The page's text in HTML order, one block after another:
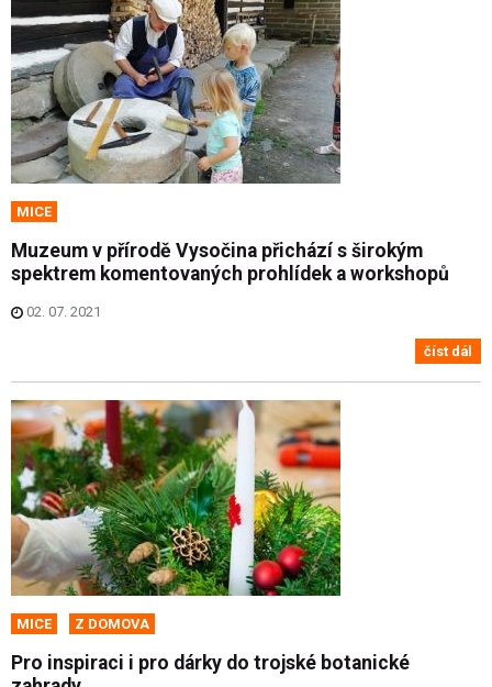
MICE
Muzeum v přírodě Vysočina přichází s širokým
spektrem komentovaných prohlídek a workshopů
02. 07. 2021
číst dál
MICE Z DOMOVA
Pro inspiraci i pro dárky do trojské botanické